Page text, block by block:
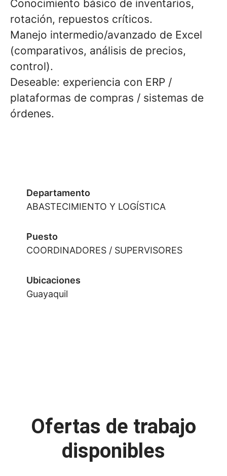
Conocimiento básico de inventarios,
rotación, repuestos críticos.
Manejo intermedio/avanzado de Excel
(comparativos, análisis de precios,
control).
Deseable: experiencia con ERP /
plataformas de compras / sistemas de
órdenes.
Departamento
ABASTECIMIENTO Y LOGÍSTICA
Puesto
COORDINADORES / SUPERVISORES
Ubicaciones
Guayaquil
Ofertas de trabajo
disponibles